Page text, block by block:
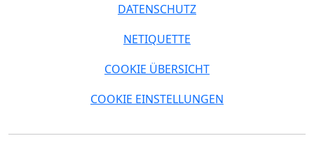
DATENSCHUTZ
NETIQUETTE
COOKIE ÜBERSICHT
COOKIE EINSTELLUNGEN